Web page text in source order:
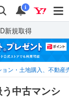
検索 通知
i
新規取得
ン・土地購入、不動産
中古マンシ